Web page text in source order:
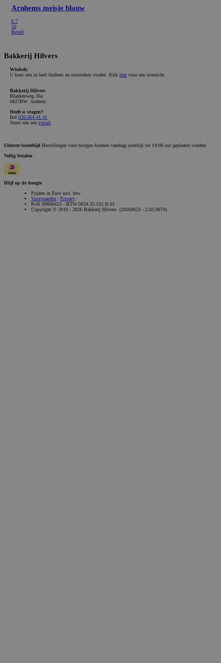
Arnhems meisje blauw
€ 7
50
Bestel
Bakkerij Hilvers
Winkels
U kunt ons in heel Arnhem en omstreken vinden. Klik hiervoor een overzicht.
Bakkerij Hilvers
Blankenweg 36a
6827BW Arnhem
Heeft u vragen?
Bel 026-364 41 41
Stuur ons een e-mail
Uiterste besteltijd Bestellingen voor morgen kunnen vandaag uiterlijk tot 14:00 uur geplaatst worden.
Veilig betalen
Blijf op de hoogte
Prijzen in Euro incl. btw
Voorwaarden | Privacy
KvK 09000453 - BTW 0034.35.532.B.01
Copyright © 2010 - 2026 Bakkerij Hilvers. (20260623 - 2.03.9670)